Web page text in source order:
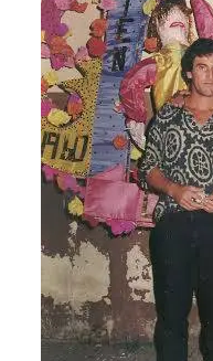
Socorro en las
la bienaventuranza